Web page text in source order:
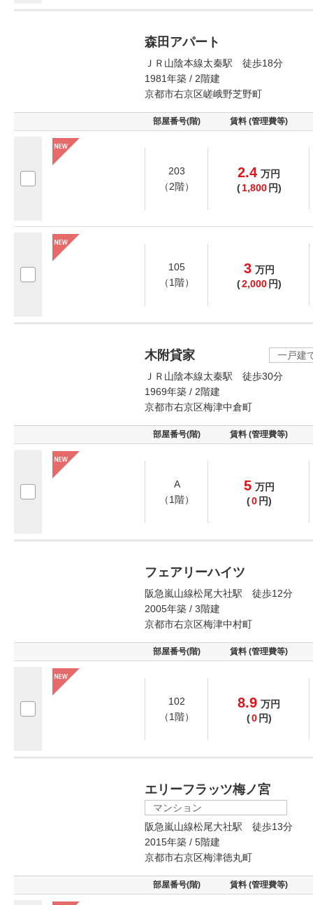
森田アパート
ＪＲ山陰本線太秦駅 徒歩18分
1981年築 / 2階建
京都市右京区嵯峨野芝野町
部屋番号(階) 賃料 (管理費等)
203
（2階）
2.4 万円
( 1,800 円)
105
（1階）
3 万円
(2,000 円)
木附貸家
一戸建
ＪＲ山陰本線太秦駅 徒歩30分
1969年築 / 2階建
京都市右京区梅津中倉町
部屋番号(階) 賃料 (管理費等)
A
（1階）
5 万円
(0 円)
フェアリーハイツ
阪急嵐山線松尾大社駅 徒歩12分
2005年築 / 3階建
京都市右京区梅津中村町
部屋番号(階) 賃料 (管理費等)
102
（1階）
8.9 万円
(0 円)
エリーフラッツ梅ノ宮
マンション
阪急嵐山線松尾大社駅 徒歩13分
2015年築 / 5階建
京都市右京区梅津徳丸町
部屋番号(階) 賃料 (管理費等)